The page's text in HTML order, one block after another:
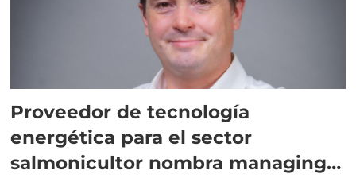
Proveedor de tecnología
energética para el sector
salmonicultor nombra managing